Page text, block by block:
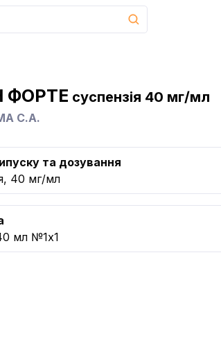
ФОРТЕ суспензія 40 мг/мл
С.А.
та дозування
40 мг/мл
мл №1x1